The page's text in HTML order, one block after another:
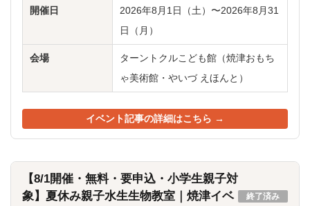
開催日
2026年8月1日（土）〜2026年8月31
日（月）
会場
ターントクルこども館（焼津おもち
ゃ美術館・やいづ えほんと）
イベント記事の詳細はこちら →
【8/1開催・無料・要申込・小学生親子対
象】夏休み親子水生生物教室｜焼津イベ
終了済み